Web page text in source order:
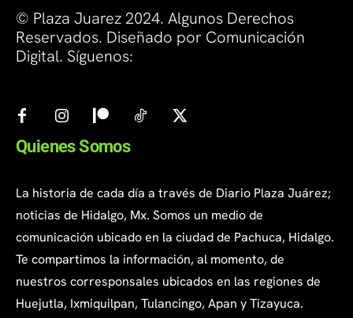
© Plaza Juarez 2024. Algunos Derechos
Reservados. Diseñado por Comunicación
Digital. Síguenos:
Quienes Somos
La historia de cada día a través de Diario Plaza Juárez;
noticias de Hidalgo, Mx. Somos un medio de
comunicación ubicado en la ciudad de Pachuca, Hidalgo.
Te compartimos la información, al momento, de
nuestros corresponsales ubicados en las regiones de
Huejutla, Ixmiquilpan, Tulancingo, Apan y Tizayuca.